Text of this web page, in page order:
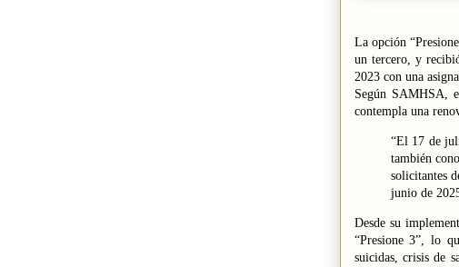
La opción
un tercero, y
2023 con una
Según SAMHSA,
contempla una
“El 17 de
también
solicitantes
junio de
Desde su
“Presione 3”, lo
suicidas, crisis de